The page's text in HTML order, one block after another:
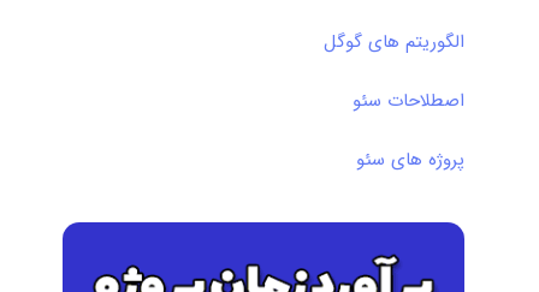
الگوریتم های گوگل
اصطلاحات سئو
پروژه های سئو